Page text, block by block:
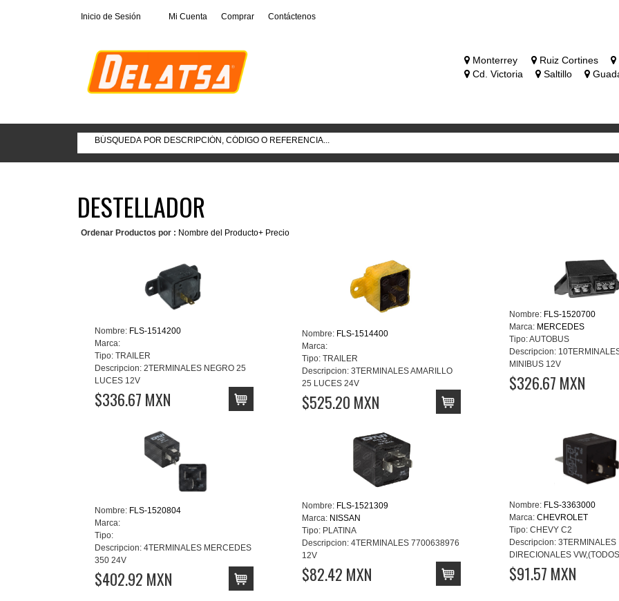
Inicio de Sesión Mi Cuenta Comprar Contáctenos
Monterrey Ruiz Cortines
Cd. Victoria
Saltillo
DESTELLADOR
Ordenar Productos por : Nombre del Producto+ Precio
Nombre: FLS-1514200
Marca:
Tipo: TRAILER
Descripcion: 2TERMINALES NEGRO 25
LUCES 12V
$336.67 MXN
Nombre: FLS-1514400
Marca:
Tipo: TRAILER
Descripcion: 3TERMINALES AMARILLO
25 LUCES 24V
$525.20 MXN
Nombre: FLS-1520700
Marca: MERCEDES
Tipo:AUTOBUS
Descripcion:
MINIBUS 12V
$326.67 MXN
Nombre: FLS-1520804
Marca:
Tipo:
Descripcion: 4TERMINALES MERCEDES
350 24V
$402.92 MXN
Nombre: FLS-1521309
Marca: NISSAN
Tipo: PLATINA
Descripcion: 4TERMINALES 7700638976
12V
$82.42 MXN
Nombre: FLS-3363000
Marca: CHEVROLET
Tipo: CHEVY C2
Descripcion: 3TERMINALES
DIRECIONALES
$91.57 MXN